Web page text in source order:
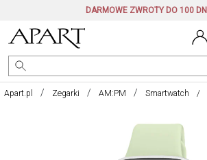
DARMOWE ZWROTY DO 100 DNI
Apart.pl Zegarki AM:PM Smartwatch